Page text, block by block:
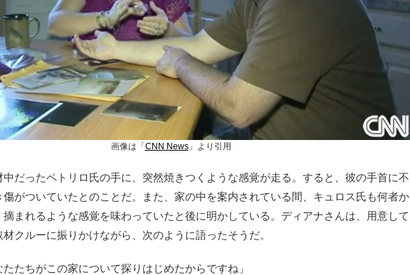
画像は「 CNN News」より引用
だったペトリロ氏の手に、突然焼きつくような感覚が走る。すると、彼の手首に不
傷がついていたとのことだ。また、家の中を案内されている間、キュロス氏も何者か
摘まれるような感覚を味わっていたと後に明かしている。ディアナさんは、用意して
クルーに振りかけながら、次のように語ったそうだ。
たたちがこの家について探りはじめたからですね」